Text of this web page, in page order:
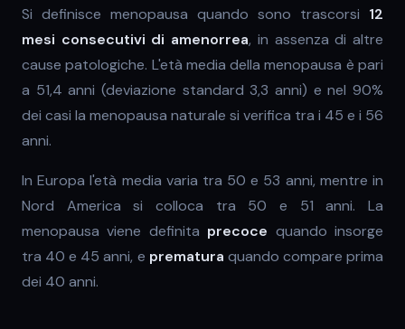
Si definisce menopausa quando sono trascorsi 12
mesi consecutivi di amenorrea, in assenza di altre
cause patologiche. L'età media della menopausa è pari
a 51,4 anni (deviazione standard 3,3 anni) e nel 90%
dei casi la menopausa naturale si verifica tra i 45 e i 56
anni.
In Europa l'età media varia tra 50 e 53 anni, mentre in
Nord America si colloca tra 50 e 51 anni. La
menopausa viene definita precoce quando insorge
tra 40 e 45 anni, e prematura quando compare prima
dei 40 anni.